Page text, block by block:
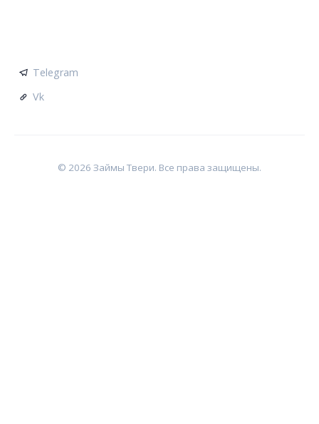
Telegram
Vk
© 2026 Займы Твери. Все права защищены.